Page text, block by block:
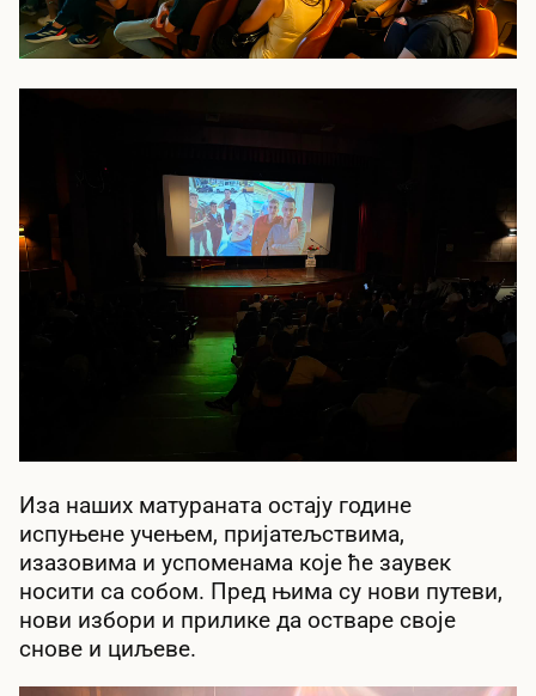
Иза наших матураната остају године
испуњене учењем, пријатељствима,
изазовима и успоменама које ће заувек
носити са собом. Пред њима су нови путеви,
нови избори и прилике да остваре своје
снове и циљеве.